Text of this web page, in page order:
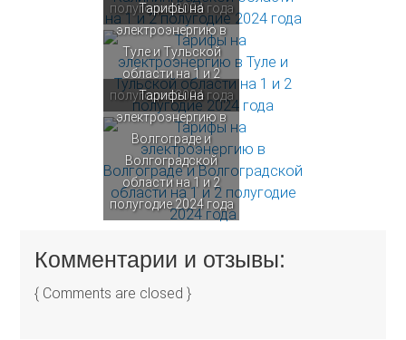
полугодие 2024 года
Тарифы на
электроэнергию в
Туле и Тульской
области на 1 и 2
полугодие 2024 года
Тарифы на
электроэнергию в
Волгограде и
Волгоградской
области на 1 и 2
полугодие 2024 года
Комментарии и отзывы:
{ Comments are closed }